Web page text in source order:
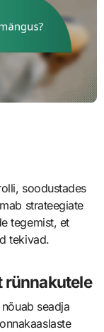
soodustades
strateegiate
tegemist, et
tekivad.
rünnakutele
seadja